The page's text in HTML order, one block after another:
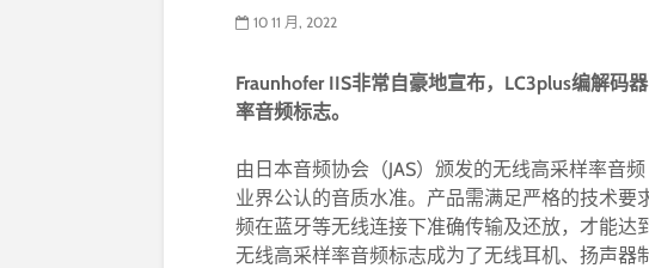
10 11 月, 2022
Fraunhofer IIS非常自豪地宣布，LC3plus编解码
率音频标志。
由日本音频协会（JAS）颁发的无线高采样率音
业界公认的音质水准。产品需满足严格的技术要
频在蓝牙等无线连接下准确传输及还放，才能达
无线高采样率音频标志成为了无线耳机、扬声器